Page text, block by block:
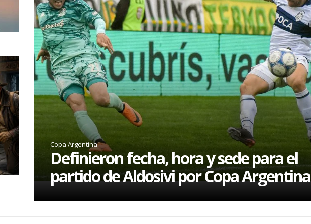
Copa Argentina
Definieron fecha, hora y sede para el
partido de Aldosivi por Copa Argentina